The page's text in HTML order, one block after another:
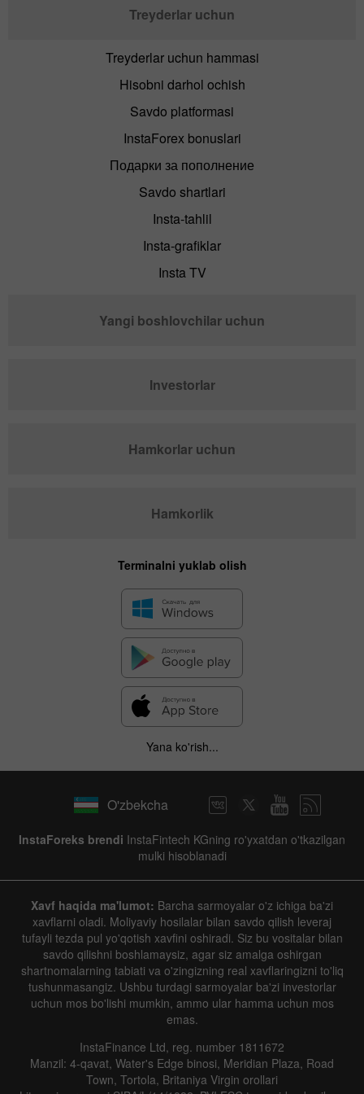
Treyderlar uchun
Treyderlar uchun hammasi
Hisobni darhol ochish
Savdo platformasi
InstaForex bonuslari
Подарки за пополнение
Savdo shartlari
Insta-tahlil
Insta-grafiklar
Insta TV
Yangi boshlovchilar uchun
Investorlar
Hamkorlar uchun
Hamkorlik
Terminalni yuklab olish
Yana ko'rish...
O'zbekcha
InstaForeks brendi InstaFintech KGning ro'yxatdan o'tkazilgan
mulki hisoblanadi
Xavf haqida ma'lumot: Barcha sarmoyalar o'z ichiga ba'zi
xavflarni oladi. Moliyaviy hosilalar bilan savdo qilish leveraj
tufayli tezda pul yo'qotish xavfini oshiradi. Siz bu vositalar bilan
savdo qilishni boshlamaysiz, agar siz amalga oshirgan
shartnomalarning tabiati va o'zingizning real xavflaringizni to'liq
tushunmasangiz. Ushbu turdagi sarmoyalar ba'zi investorlar
uchun mos bo'lishi mumkin, ammo ular hamma uchun mos
emas.
InstaFinance Ltd, reg. number 1811672
Manzil: 4-qavat, Water's Edge binosi, Meridian Plaza, Road
Town, Tortola, Britaniya Virgin orollari